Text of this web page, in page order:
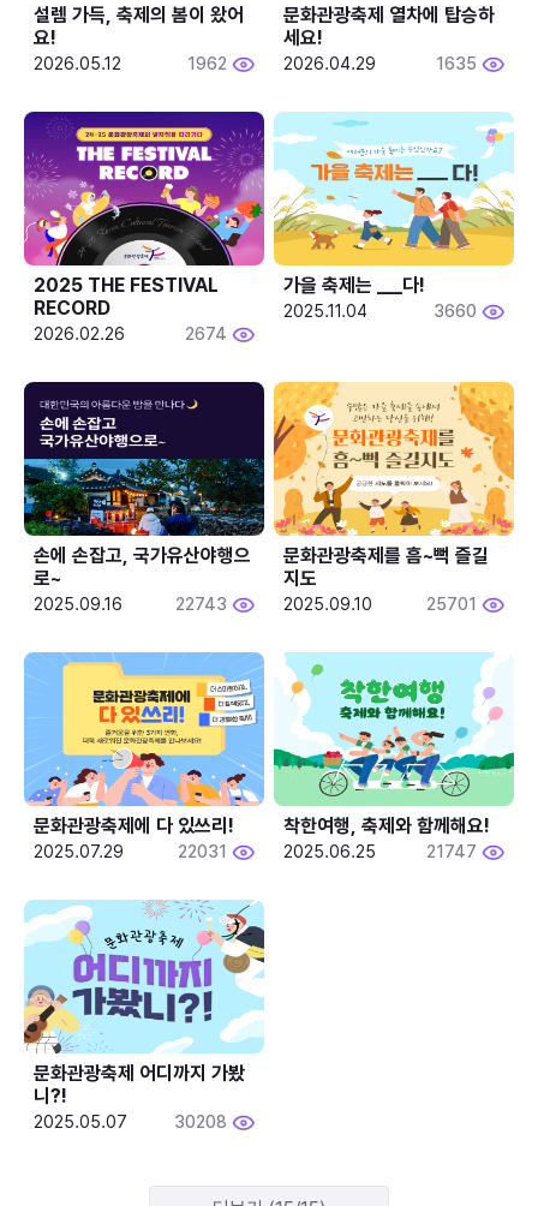
설렘 가득, 축제의 봄이 왔어
요!
2026.05.12 1962
문화관광축제 열차에 탑승하
세요!
2026.04.29 1635
2025 THE FESTIVAL
RECORD
2026.02.26 2674
2025.11.04 3660
손에 손잡고, 국가유산야행으
로~
2025.09.16 22743
문화관광축제를 흠~뻑 즐길
지도
2025.09.10 25701
문화관광축제에 다 있쓰리!
2025.07.29 22031
착한여행, 축제와 함께해요!
2025.06.25 21747
문화관광축제 어디까지 가봤
니?!
2025.05.07 30208